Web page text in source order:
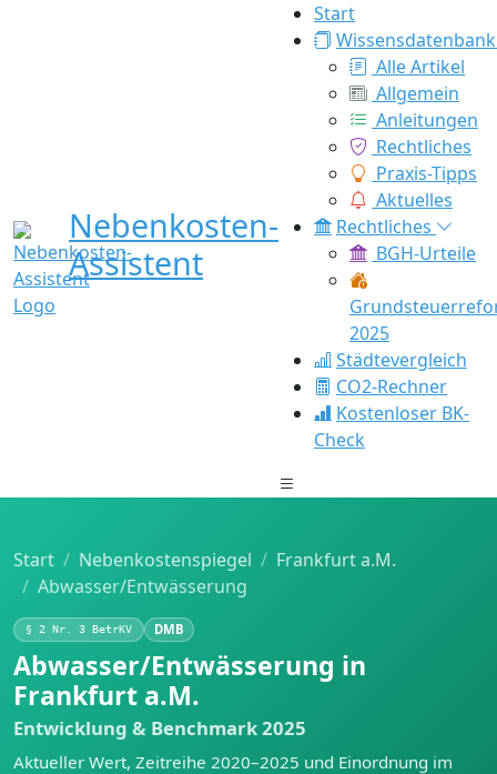
Nebenkosten-
Assistent
Start
Wissensdatenbank
Alle Artikel
Allgemein
Anleitungen
Rechtliches
Praxis-Tipps
Aktuelles
Rechtliches
BGH-Urteile
2025
Städtevergleich
CO2-Rechner
Kostenloser BK-
Check
Start Nebenkostenspiegel
Frankfurt a.M.
Abwasser/Entwässerung
§ 2 Nr. 3 BetrKV DMB
Abwasser/Entwässerung in
Frankfurt a.M.
Entwicklung & Benchmark 2025
Aktueller Wert, Zeitreihe 2020–2025 und Einordnung im